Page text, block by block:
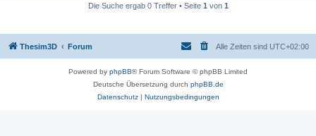
Die Suche ergab 0 Treffer • Seite 1 von 1
Thesim3D Forum Alle Zeiten sind UTC+02:00
Powered by phpBB® Forum Software © phpBB Limited
Deutsche Übersetzung durch phpBB.de
Datenschutz| Nutzungsbedingungen